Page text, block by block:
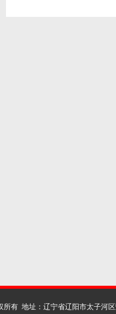
所有 地址：辽宁省辽阳市太子河